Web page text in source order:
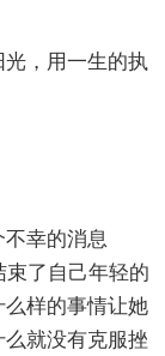
，用一生的执
幸的消息
了自己年轻的
样的事情让她
就没有克服挫